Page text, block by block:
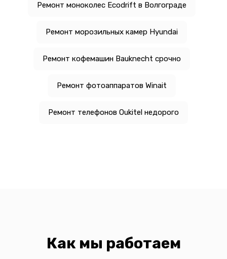
Ремонт моноколес Ecodrift в Волгограде
Ремонт морозильных камер Hyundai
Ремонт кофемашин Bauknecht срочно
Ремонт фотоаппаратов Winait
Ремонт телефонов Oukitel недорого
Как мы работаем